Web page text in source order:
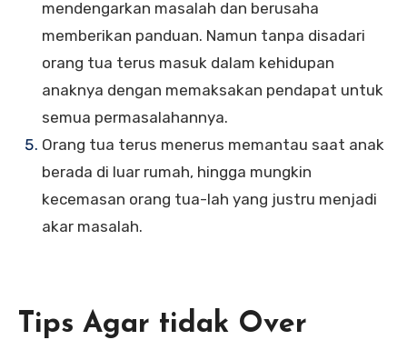
mendengarkan masalah dan berusaha
memberikan panduan. Namun tanpa disadari
orang tua terus masuk dalam kehidupan
anaknya dengan memaksakan pendapat untuk
semua permasalahannya.
Orang tua terus menerus memantau saat anak
berada di luar rumah, hingga mungkin
kecemasan orang tua-lah yang justru menjadi
akar masalah.
Tips Agar tidak Over